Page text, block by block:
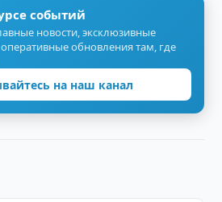
событий
новости, эксклюзивные
обновления там, где
на наш канал